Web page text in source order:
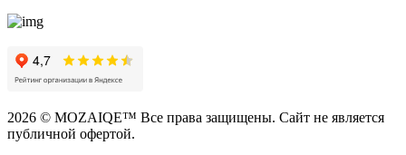
2026 © MOZAIQE™ Все права защищены. Сайт не является
публичной офертой.